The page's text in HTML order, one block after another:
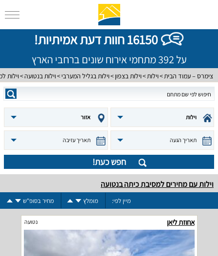
16150 חוות דעת אמיתיות!
על 392 מתחמי אירוח שונים ברחבי הארץ
צימרס – עמוד הבית וילות וילות בצפון וילות בגליל המערבי וילות בנטועה וילות
וילות אזור
תאריך הגעה תאריך עזיבה
חפש כעת!
וילות עם מחירים למסיבת כיתה בנטועה
מיין לפי: מומלץ מחיר בסופ"ש
אחוזת ליאן נטועה